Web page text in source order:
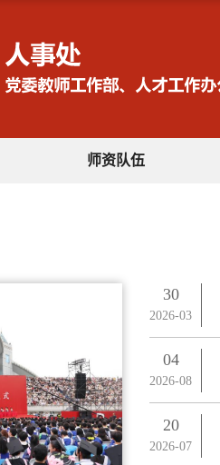
师资队伍
30
2026-03
04
2026-08
20
2026-07